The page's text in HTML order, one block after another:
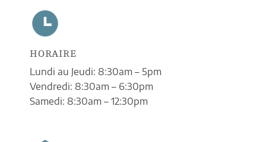
HORAIRE
Lundi au Jeudi: 8:30am – 5pm
Vendredi: 8:30am – 6:30pm
Samedi: 8:30am – 12:30pm